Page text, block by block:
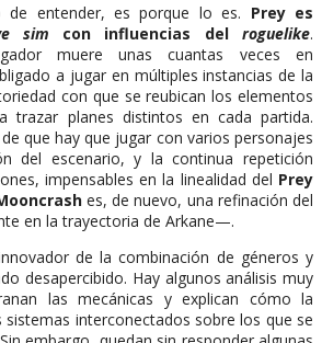
de entender, es porque lo es. Prey es
sim con influencias delroguelike.
muere unas cuantas veces en
a jugar en múltiples instancias de la
con que se reubican los elementos
trazar planes distintos en cada partida.
que hay que jugar con varios personajes
del escenario, y la continua repetición
impensables en la linealidad del Prey
es, de nuevo, una refinación del
en la trayectoria de Arkane—.
de la combinación de géneros y
desapercibido. Hay algunos análisis muy
las mecánicas y explican cómo la
interconectados sobre los que se